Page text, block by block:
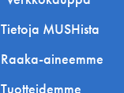
Tietoja MUSHista
Raaka-aineemme
Tuotteidemme